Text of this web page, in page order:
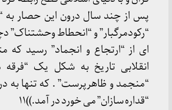
پس از چند سال درون این حصار به
“رکودمرگبار” و “انحطاط وحشتناک”
ای از “ارتجاع و انجماد” رسید که
انقلابی تاریخ به شکل یک “فرقه
“منجمد و ظاهرپرست” . که تنها به
“قداره سازان” می خورد در آمد.))۱۱